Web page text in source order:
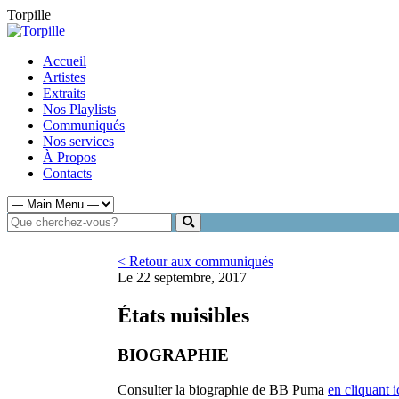
Torpille
Accueil
Artistes
Extraits
Nos Playlists
Communiqués
Nos services
À Propos
Contacts
< Retour aux communiqués
Le 22 septembre, 2017
États nuisibles
BIOGRAPHIE
Consulter la biographie de BB Puma en cliquant